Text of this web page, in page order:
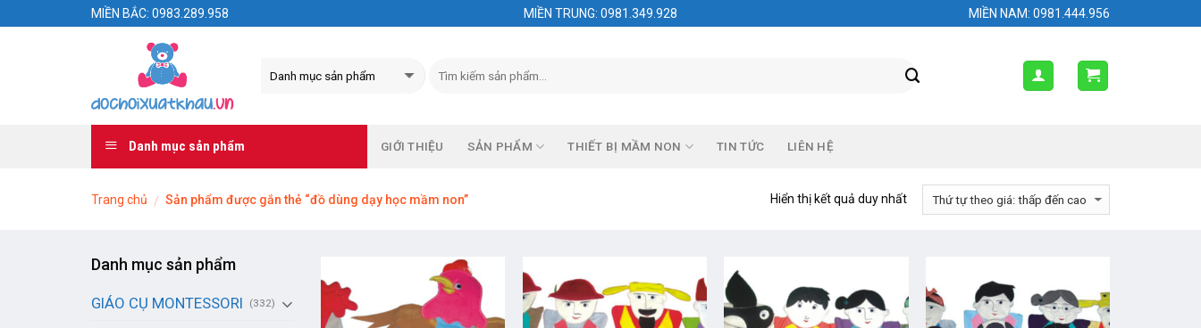
MIỀN BẮC: 0983.289.958 MIỀN TRUNG: 0981.349.928 MIỀN NAM: 0981.444.956
Danh mục sản phẩm GIỚI THIỆU SẢN PHẨM THIẾT BỊ MẦM NON TIN TỨC LIÊN HỆ
Trang chủ / Sản phẩm được gắn thẻ “đồ dùng dạy học mầm non” Hiển thị kết quả duy nhất
Danh mục sản phẩm
GIÁO CỤ MONTESSORI (332)